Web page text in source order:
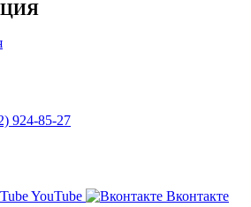
924-85-27
YouTube
Вконтакте